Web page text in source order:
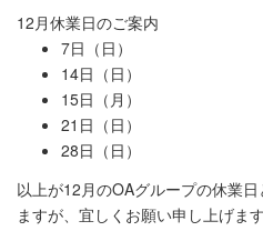
12月休業日のご案内
7日（日）
14日（日）
15日（月）
21日（日）
28日（日）
以上が12月のOAグループの休業
ますが、宜しくお願い申し上げます